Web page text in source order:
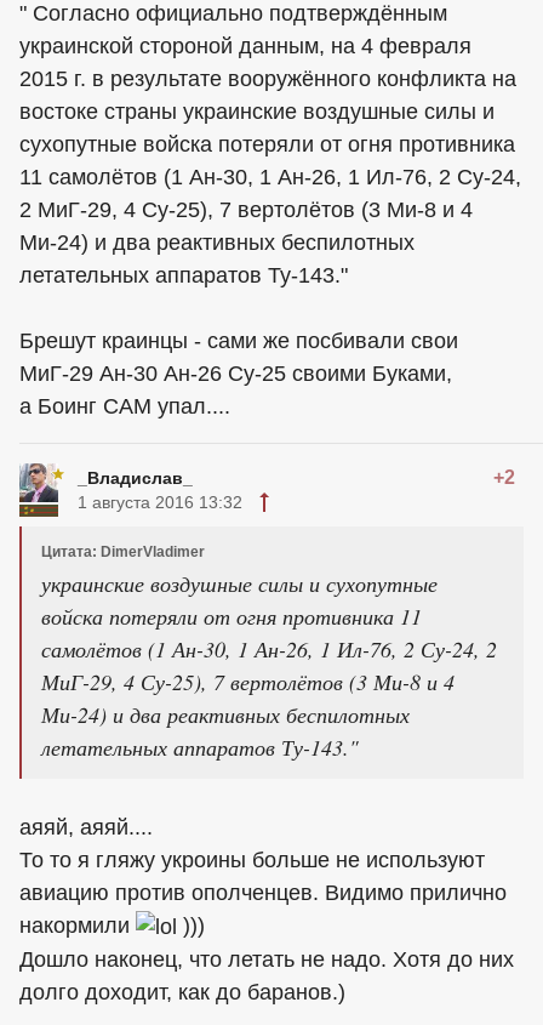
" Согласно официально подтверждённым
украинской стороной данным, на 4 февраля
2015 г. в результате вооружённого конфликта на
востоке страны украинские воздушные силы и
сухопутные войска потеряли от огня противника
11 самолётов (1 Ан-30, 1 Ан-26, 1 Ил-76, 2 Су-24,
2 МиГ-29, 4 Су-25), 7 вертолётов (3 Ми-8 и 4
Ми-24) и два реактивных беспилотных
летательных аппаратов Ту-143."
Брешут краинцы - сами же посбивали свои
МиГ-29 Ан-30 Ан-26 Су-25 своими Буками,
а Боинг САМ упал....
_Владислав_ +2
1 августа 2016 13:32
Цитата: DimerVladimer
украинские воздушные силы и сухопутные
войска потеряли от огня противника 11
самолётов (1 Ан-30, 1 Ан-26, 1 Ил-76, 2 Су-24, 2
МиГ-29, 4 Су-25), 7 вертолётов (3 Ми-8 и 4
Ми-24) и два реактивных беспилотных
летательных аппаратов Ту-143."
аяяй, аяяй....
То то я гляжу укроины больше не используют
авиацию против ополченцев. Видимо прилично
накормили
)))
Дошло наконец, что летать не надо. Хотя до них
долго доходит, как до баранов.)